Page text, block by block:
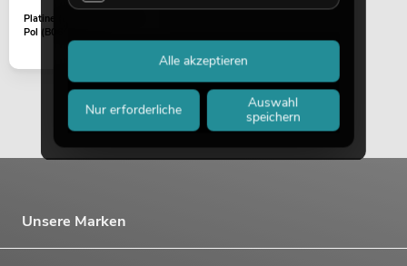
Platine (DMX) SW-250 3-
Pol (B06605V2-A)
Unsere Marken
Nur erforderliche
Auswahl
speichern
Alle akzeptieren